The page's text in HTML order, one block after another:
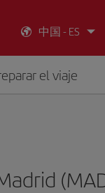
中国 - ES
el viaje